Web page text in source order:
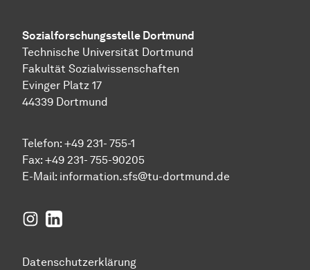
Sozial­forschungs­stelle Dortmund
Technische Universität Dortmund
Fakultät Sozialwissenschaften
Evinger Platz 17
44339 Dortmund
Telefon: +49 231- 755-1
Fax: +49 231- 755-90205
E-Mail: information.sfs@tu-dortmund.de
Instagram
LinkedIn
Datenschutzerklärung